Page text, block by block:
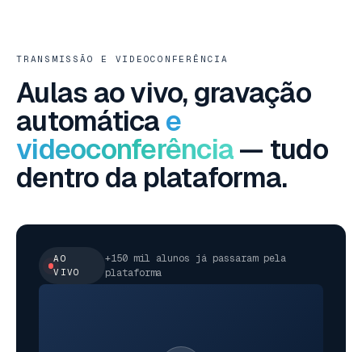
TRANSMISSÃO E VIDEOCONFERÊNCIA
Aulas ao vivo, gravação
automática e
videoconferência— tudo
dentro da plataforma.
AO
VIVO
+150 mil alunos já passaram pela
plataforma